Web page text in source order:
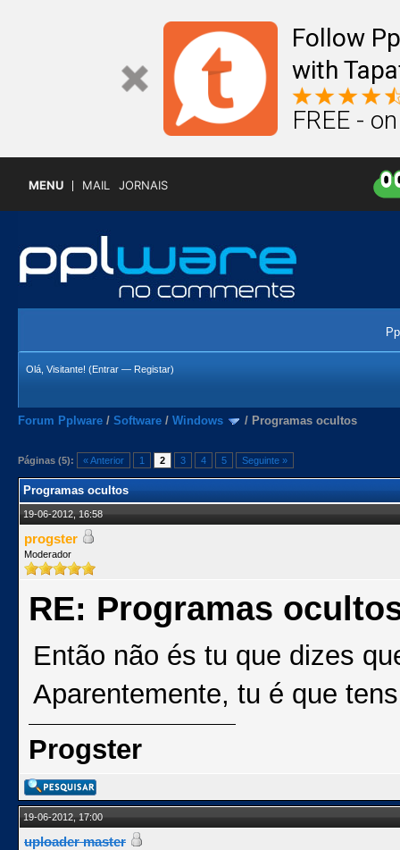
Follow
with
FREE -
MENU MAIL JORNAIS
Olá, Visitante! (Entrar — Registar)
Forum Pplware / Software / Windows / Programas ocultos
Páginas (5): « Anterior 1 2 3 4 5 Seguinte »
Programas ocultos
19-06-2012, 16:58
progster
Moderador
RE: Programas
Então não és tu que dizes
Aparentemente, tu é que
Progster
19-06-2012, 17:00
uploader master